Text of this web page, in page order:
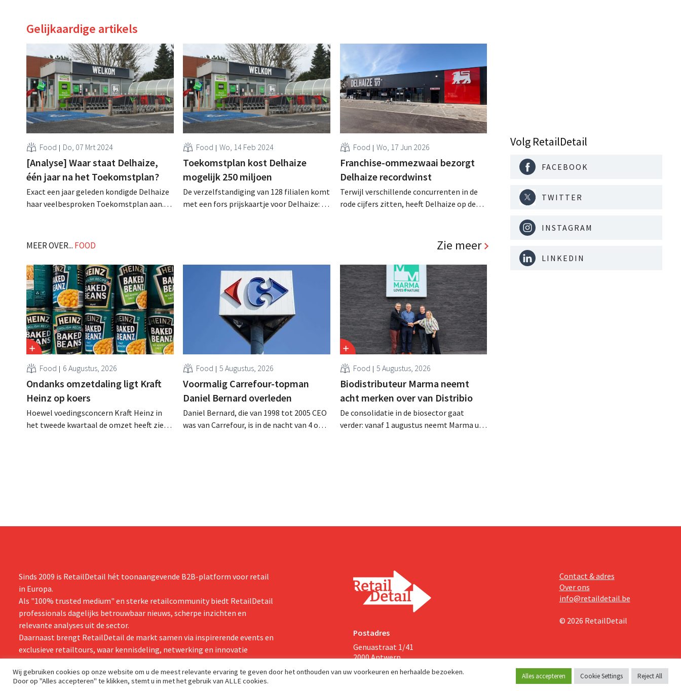
Gelijkaardige artikels
Food Do, 07 Mrt 2024
[Analyse] Waar staat Delhaize,
één jaar na het Toekomstplan?
Exact een jaar geleden kondigde Delhaize
haar veelbesproken Toekomstplan aan.
zelfstandige ondernemers. Maar kunnen
Food Wo, 14 Feb 2024
Toekomstplan kost Delhaize
mogelijk 250 miljoen
De verzelfstandiging van 128 filialen komt
met een fors prijskaartje voor Delhaize: de
Food Wo, 17 Jun 2026
Franchise-ommezwaai bezorgt
Delhaize recordwinst
Terwijl verschillende concurrenten in de
rode cijfers zitten, heeft Delhaize op de
verzelfstandiging van de filialen heeft zijn
MEER OVER... FOOD Zie meer
Food 6 Augustus, 2026
Ondanks omzetdaling ligt Kraft
Heinz op koers
Hoewel voedingsconcern Kraft Heinz in
het tweede kwartaal de omzet heeft zien
Food 5 Augustus, 2026
Voormalig Carrefour-topman
Daniel Bernard overleden
Daniel Bernard, die van 1998 tot 2005 CEO
was van Carrefour, is in de nacht van 4 op 5
Food 5 Augustus, 2026
Biodistributeur Marma neemt
acht merken over van Distribio
De consolidatie in de biosector gaat
verder: vanaf 1 augustus neemt Marma uit
Volg RetailDetail
FACEBOOK
TWITTER
INSTAGRAM
LINKEDIN
Sinds 2009 is RetailDetail hét toonaangevende B2B-platform voor retail
in Europa.
Als "100% trusted medium" en sterke retailcommunity biedt RetailDetail
professionals dagelijks betrouwbaar nieuws, scherpe inzichten en
relevante analyses uit de sector.
Daarnaast brengt RetailDetail de markt samen via inspirerende events en
exclusieve retailtours, waar kennisdeling, netwerking en innovatie
centraal staan.
Postadres
Genuastraat 1/41
2000 Antwerp
Contact & adres
Over ons
info@retaildetail.be
© 2026 RetailDetail
Wij gebruiken cookies op onze website om u de meest relevante ervaring te geven door het onthouden van uw voorkeuren en herhaalde bezoeken.
Door op "Alles accepteren" te klikken, stemt u in met het gebruik van ALLE cookies.
Alles accepteren Cookie Settings Reject All